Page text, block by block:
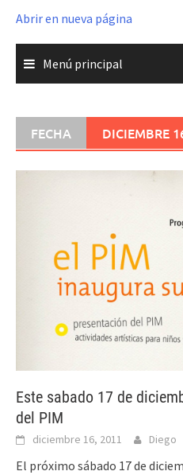
Abrir en nueva página
Menú principal
FECHA DICIEMBRE
Este sabado 17 de
del PIM
diciembre 16, 2011 Diego
El próximo sábado 17 de